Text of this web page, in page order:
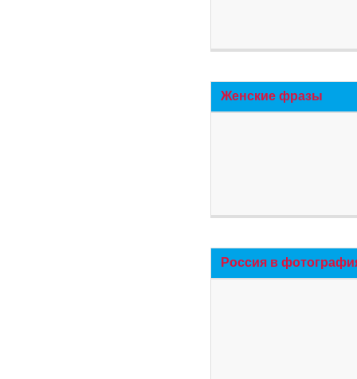
Женские фразы
Россия в